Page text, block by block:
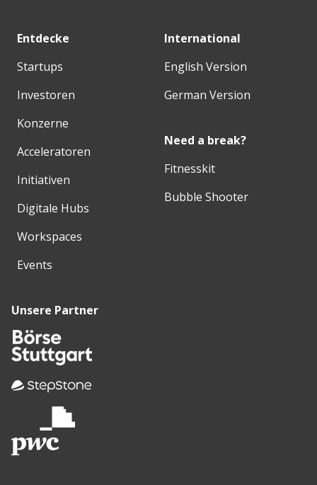
Entdecke
Startups
Investoren
Konzerne
Acceleratoren
Initiativen
Digitale Hubs
Workspaces
Events
International
English Version
German Version
Need a break?
Fitnesskit
Bubble Shooter
Unsere Partner